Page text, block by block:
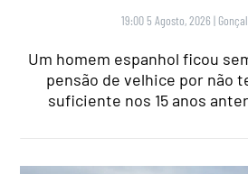
19:00 5 Agosto, 2026 |
Um homem espanhol ficou
pensão de velhice por não
suficiente nos 15 anos